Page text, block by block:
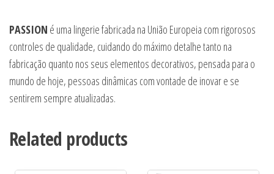
PASSION é uma lingerie fabricada na União Europeia com rigorosos
controles de qualidade, cuidando do máximo detalhe tanto na
fabricação quanto nos seus elementos decorativos, pensada para o
mundo de hoje, pessoas dinâmicas com vontade de inovar e se
sentirem sempre atualizadas.
Related products